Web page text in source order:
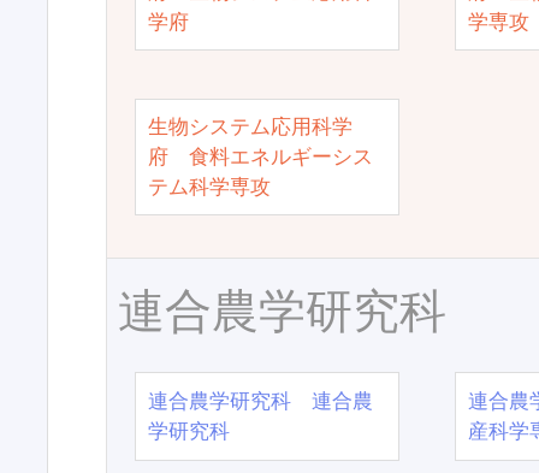
学府
学専攻
生物システム応用科学
府 食料エネルギーシス
テム科学専攻
連合農学研究科
連合農学研究科 連合農
学研究科
連合農
産科学